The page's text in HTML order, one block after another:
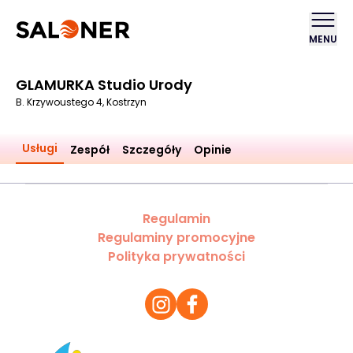
MENU
GLAMURKA Studio Urody
B. Krzywoustego 4, Kostrzyn
Usługi Zespół Szczegóły Opinie
Regulamin
Regulaminy promocyjne
Polityka prywatności